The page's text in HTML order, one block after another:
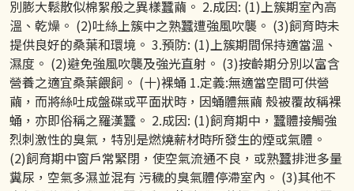
別膨大鬆散似棉絮般之異樣蠶繭。 2.成因: (1)上簇期室內高
溫、乾燥。 (2)吐絲上簇中之熟蠶遭強風吹襲。 (3)飼育時未
提供良好的桑葉和環境。 3.預防: (1)上簇期間保持適當溫、
濕度。 (2)避免強風吹襲及強光直射。 (3)按齡期分別以富含
營養之適宜桑葉餵飼。 (十)裸蛹 1.定義:無適當空間可供營
繭，而將絲吐成盤碟或平面狀時，因蛹體無繭 殼被覆故稱裸
蛹，亦即俗稱之羅漢蠶。 2.成因: (1)飼育期中，蠶體接觸強
烈刺激性的臭氣，特別是燃燒薪材時所發生的煙或氣體。
(2)飼育期中窗戶常緊閉，使空氣流通不良，或熟蠶排泄多量
糞尿，空氣多濕並混有 污穢的臭氣體停滯室內。 (3)其他不